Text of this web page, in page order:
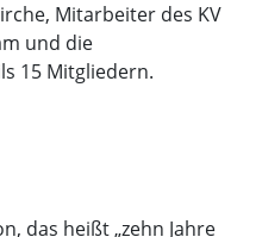
Mitarbeiter des KV
und die
15 Mitgliedern.
das heißt „zehn Jahre